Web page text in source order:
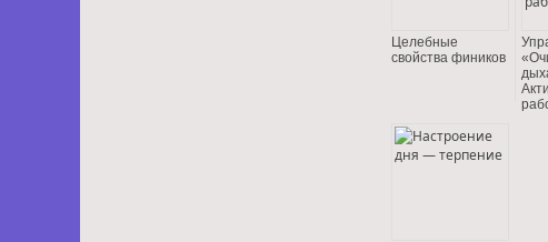
Целебные
свойства фиников